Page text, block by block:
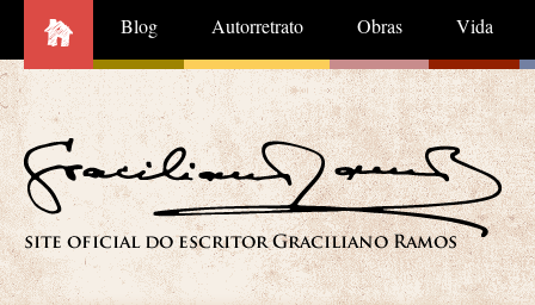
Blog Autorretrato Obras Vida